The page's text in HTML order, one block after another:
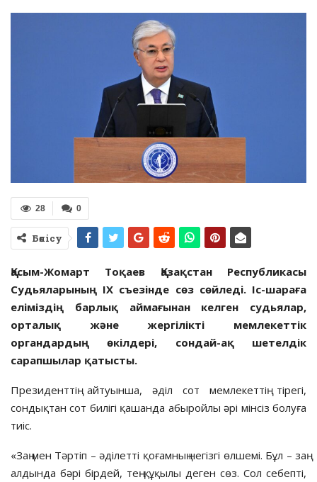
0
28
Бөлісу
Қасым-Жомарт Тоқаев Қазақстан Республикасы
Судьяларының ІХ съезінде сөз сөйледі. Іс-шараға
еліміздің барлық аймағынан келген судьялар,
орталық және жергілікті мемлекеттік
органдардың өкілдері, сондай-ақ шетелдік
сарапшылар қатысты.
Президенттің айтуынша, әділ сот мемлекеттің тірегі,
сондықтан сот билігі қашанда абыройлы әрі мінсіз болуға
тиіс.
«Заң мен Тәртіп – әділетті қоғамның негізгі өлшемі. Бұл – заң
алдында бәрі бірдей, тең құқылы деген сөз. Сол себепті,